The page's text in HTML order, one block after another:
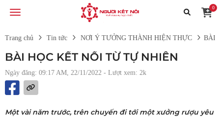
0
Trang chủ Tin tức NƠI Ý TƯỞNG THÀNH HIỆN THỰC BÀI
BÀI HỌC KẾT NỐI TỪ TỰ NHIÊN
Ngày đăng: 09:17 AM, 22/11/2022 - Lượt xem: 2k
Một vài năm trước, trên chuyến đi tới một xưởng rượu yêu